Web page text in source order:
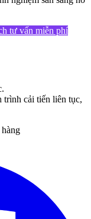
tư vấn miễn phí
trình cải tiến liên tục,